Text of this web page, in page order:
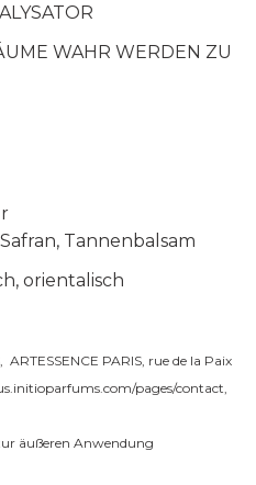
WAHR WERDEN ZU
Tannenbalsam
orientalisch
ARTESSENCE PARIS, rue de la Paix
pages/contact
äußeren Anwendung